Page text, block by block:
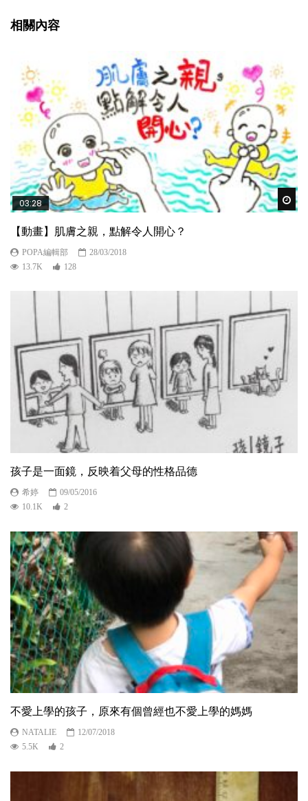
相關內容
03:28
【動畫】肌膚之親，點解令人開心？
POPA編輯部
28/03/2018
13.7K
128
孩子是一面鏡，反映着父母的性格品德
希婷
09/05/2016
10.1K
2
不愛上學的孩子，原來有個曾經也不愛上學的媽媽
NATALIE
12/07/2018
5.5K
2